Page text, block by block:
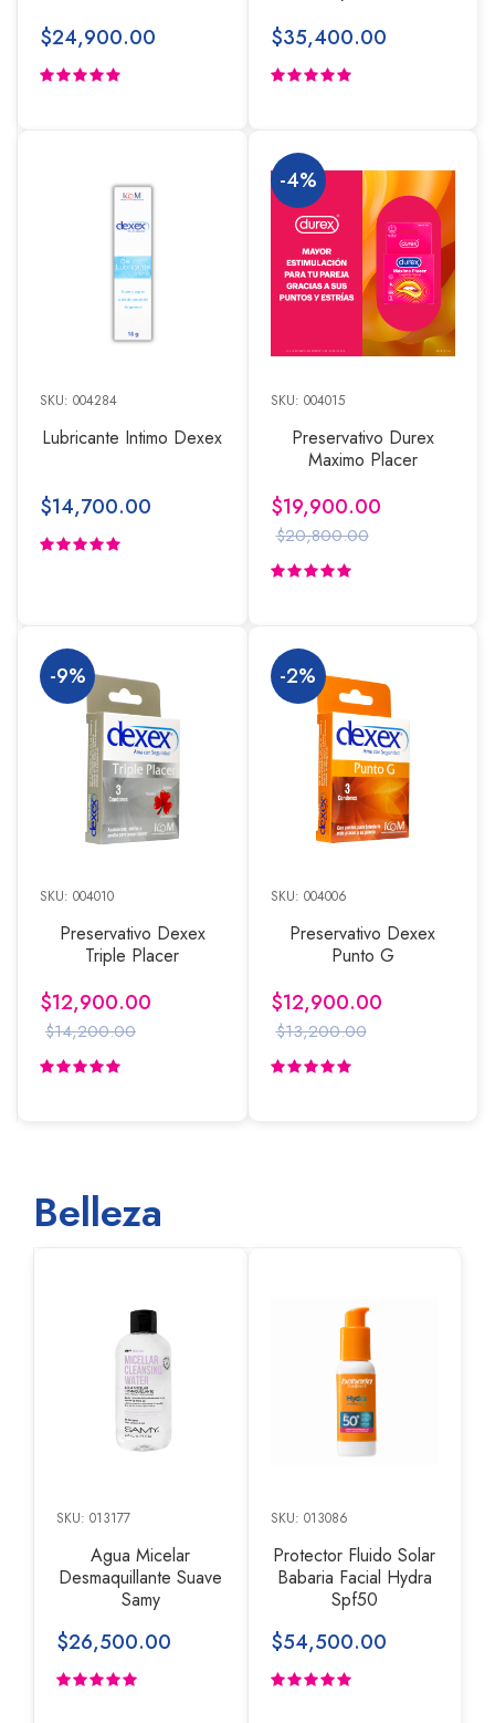
$24,900.00 $35,400.00
SKU: 004284
Lubricante Intimo Dexex
$14,700.00
-4%
SKU: 004015
Preservativo Durex
Maximo Placer
$19,900.00
$20,800.00
-9%
SKU: 004010
Preservativo Dexex
Triple Placer
$12,900.00
$14,200.00
-2%
SKU: 004006
Preservativo Dexex
Punto G
$12,900.00
$13,200.00
Belleza
SKU: 013177
Agua Micelar
Desmaquillante Suave
Samy
$26,500.00
SKU: 013086
Protector Fluido Solar
Babaria Facial Hydra
Spf50
$54,500.00